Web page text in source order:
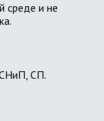
среде и не
СП.